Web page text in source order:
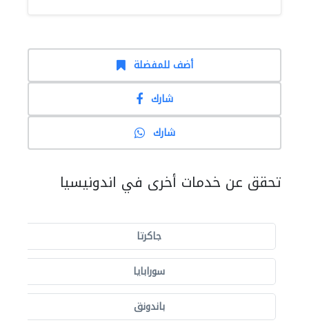
أضف للمفضلة
شارك
شارك
تحقق عن خدمات أخرى في اندونيسيا
جاكرتا
سورابايا
باندونق